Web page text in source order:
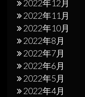
2022年12月
2022年11月
2022年10月
2022年8月
2022年7月
2022年6月
2022年5月
2022年4月